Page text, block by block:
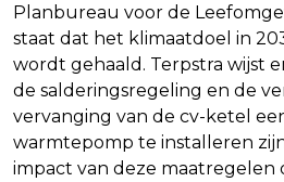
Planbureau voor de
staat dat het klimaatdoel in
wordt gehaald. Terpstra wijst
de salderingsregeling en de
vervanging van de cv-ketel
warmtepomp te installeren
impact van deze maatregelen